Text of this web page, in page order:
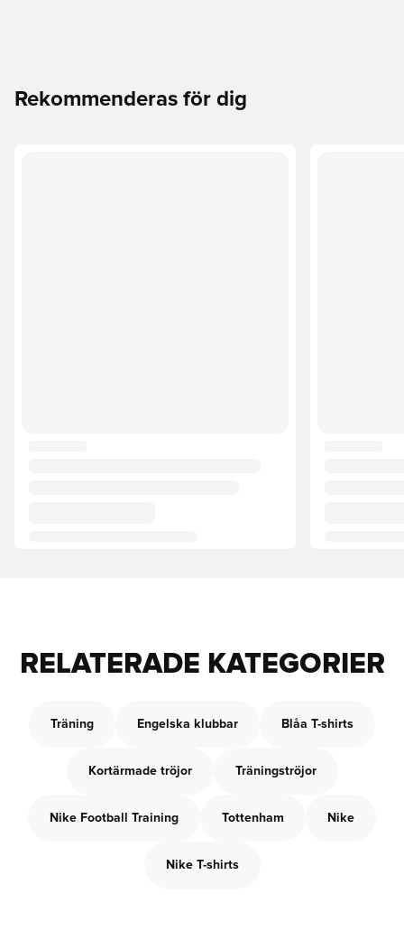
Rekommenderas för dig
RELATERADE KATEGORIER
Träning Engelska klubbar Blåa T-shirts
Kortärmade tröjor Träningströjor
Nike Football Training Tottenham Nike
Nike T-shirts